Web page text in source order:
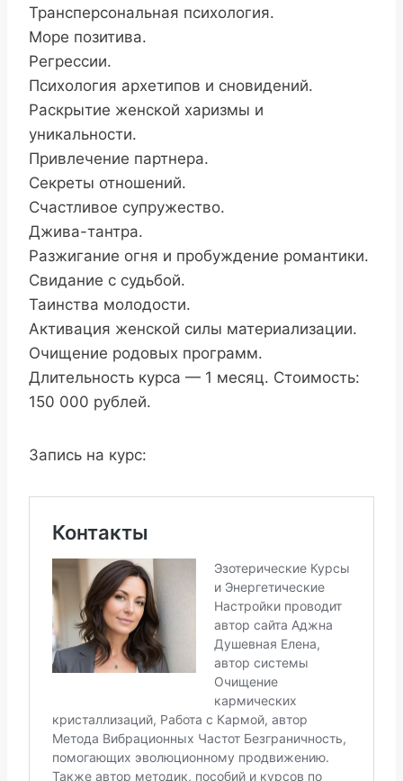
Трансперсональная психология.
Море позитива.
Регрессии.
Психология архетипов и сновидений.
Раскрытие женской харизмы и
уникальности.
Привлечение партнера.
Секреты отношений.
Счастливое супружество.
Джива-тантра.
Разжигание огня и пробуждение романтики.
Свидание с судьбой.
Таинства молодости.
Активация женской силы материализации.
Очищение родовых программ.
Длительность курса — 1 месяц. Стоимость:
150 000 рублей.
Запись на курс: